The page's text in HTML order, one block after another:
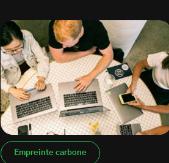
Empreinte carbone